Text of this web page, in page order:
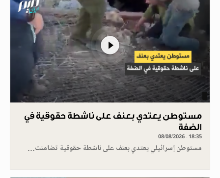
مستوطن يعتدي بعنف على ناشطة حقوقية في
الضفة
08/08/2026 - 18:35
مستوطن إسرائيلي يعتدي بعنف على ناشطة حقوقية تضامنت…